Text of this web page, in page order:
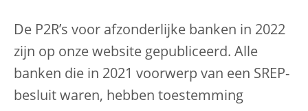
De P2R’s voor afzonderlijke banken in 2022
zijn op onze website gepubliceerd. Alle
banken die in 2021 voorwerp van een SREP-
besluit waren, hebben toestemming